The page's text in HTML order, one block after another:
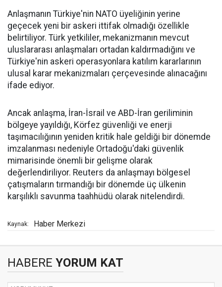
Anlaşmanın Türkiye'nin NATO üyeliğinin yerine
geçecek yeni bir askeri ittifak olmadığı özellikle
belirtiliyor. Türk yetkililer, mekanizmanın mevcut
uluslararası anlaşmaları ortadan kaldırmadığını ve
Türkiye'nin askeri operasyonlara katılım kararlarının
ulusal karar mekanizmaları çerçevesinde alınacağını
ifade ediyor.
Ancak anlaşma, İran-İsrail ve ABD-İran geriliminin
bölgeye yayıldığı, Körfez güvenliği ve enerji
taşımacılığının yeniden kritik hale geldiği bir dönemde
imzalanması nedeniyle Ortadoğu'daki güvenlik
mimarisinde önemli bir gelişme olarak
değerlendiriliyor. Reuters da anlaşmayı bölgesel
çatışmaların tırmandığı bir dönemde üç ülkenin
karşılıklı savunma taahhüdü olarak nitelendirdi.
Kaynak: Haber Merkezi
HABERE YORUM KAT